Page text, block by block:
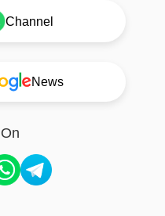
Channel
News